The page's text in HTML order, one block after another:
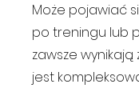
Może pojawiać
po treningu lub
zawsze
jest